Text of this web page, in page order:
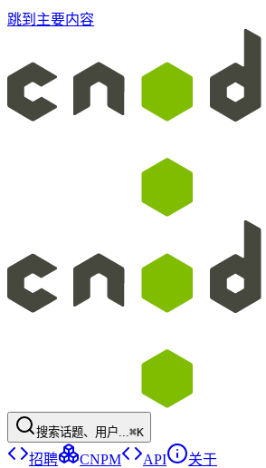
跳到主要内容
搜索话题、用户...⌘K
招聘 CNPM API
关于